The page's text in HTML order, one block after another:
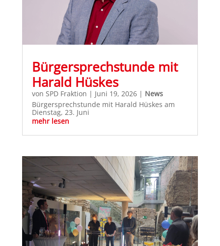
Bürgersprechstunde mit
Harald Hüskes
von SPD Fraktion | Juni 19, 2026| News
Bürgersprechstunde mit Harald Hüskes am
Dienstag, 23. Juni
mehr lesen